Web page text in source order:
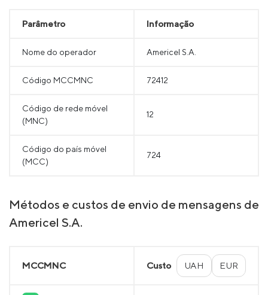
Parâmetro Informação
Nome do operador Americel S.A.
Código MCCMNC 72412
Código de rede móvel
(MNC)
12
Código do país móvel
(MCC)
724
Métodos e custos de envio de mensagens de
Americel S.A.
MCCMNC Custo UAH EUR